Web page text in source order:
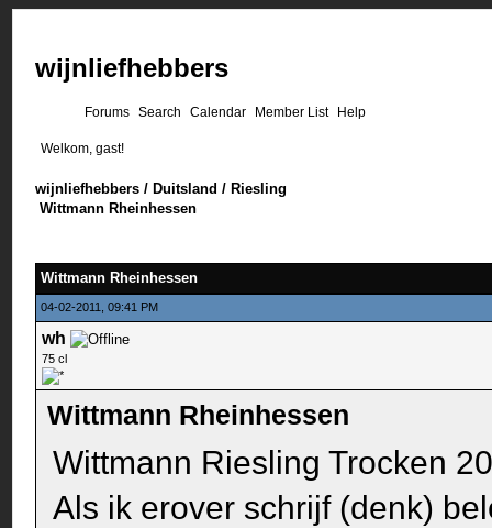
wijnliefhebbers
Forums Search Calendar Member List Help
Welkom, gast!
wijnliefhebbers / Duitsland / Riesling
Wittmann Rheinhessen
Wittmann Rheinhessen
04-02-2011, 09:41 PM
wh
75 cl
Wittmann Rheinhessen
Wittmann Riesling Trocken
Als ik erover schrijf (denk)